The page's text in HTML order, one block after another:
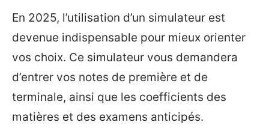
En 2025, l’utilisation d’un simulateur est
devenue indispensable pour mieux orienter
vos choix. Ce simulateur vous demandera
d’entrer vos notes de première et de
terminale, ainsi que les coefficients des
matières et des examens anticipés.